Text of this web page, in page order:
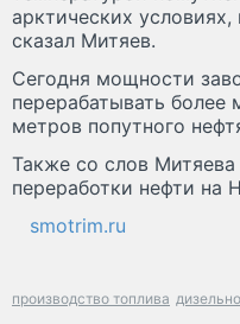
арктических
сказал Митяев.
Сегодня мощности
перерабатывать более
метров попутного
Также со слов Митяева
переработки нефти на
smotrim.ru
производство топлива